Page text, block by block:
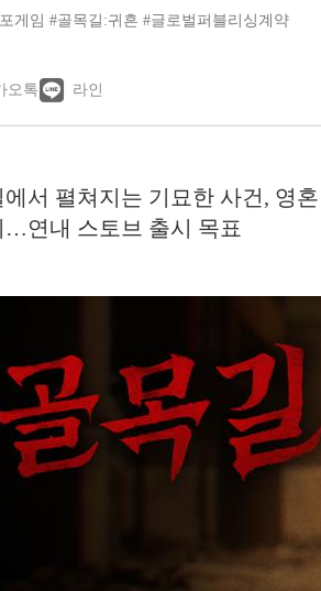
게임 #골목길:귀흔 #글로벌퍼블리싱계약
오톡 라인
에서 펼쳐지는 기묘한 사건, 영
…연내 스토브 출시 목표